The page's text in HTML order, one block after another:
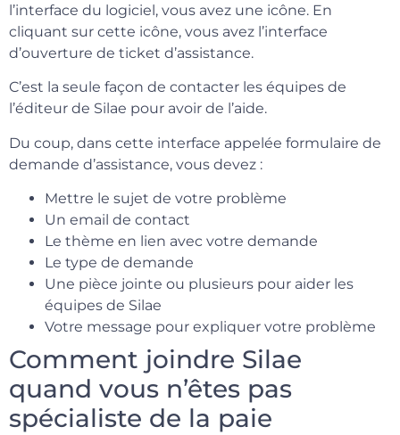
l’interface du logiciel, vous avez une icône. En
cliquant sur cette icône, vous avez l’interface
d’ouverture de ticket d’assistance.
C’est la seule façon de contacter les équipes de
l’éditeur de Silae pour avoir de l’aide.
Du coup, dans cette interface appelée formulaire de
demande d’assistance, vous devez :
Mettre le sujet de votre problème
Un email de contact
Le thème en lien avec votre demande
Le type de demande
Une pièce jointe ou plusieurs pour aider les
équipes de Silae
Votre message pour expliquer votre problème
Comment joindre Silae
quand vous n’êtes pas
spécialiste de la paie